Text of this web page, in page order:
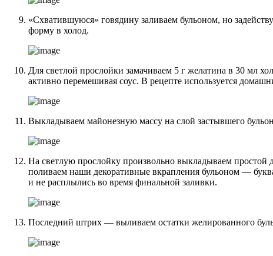
«Схватившуюся» говядину заливаем бульоном, но
форму в холод.
Для светлой прослойки замачиваем 5 г желатина в 30 мл
активно перемешивая соус. В рецепте используется
Выкладываем майонезную массу на слой застывшего
На светлую прослойку произвольно выкладываем
поливаем наши декоративные вкрапления бульоном —
и не расплылись во время финальной заливки.
Последний штрих — выливаем остатки желированного